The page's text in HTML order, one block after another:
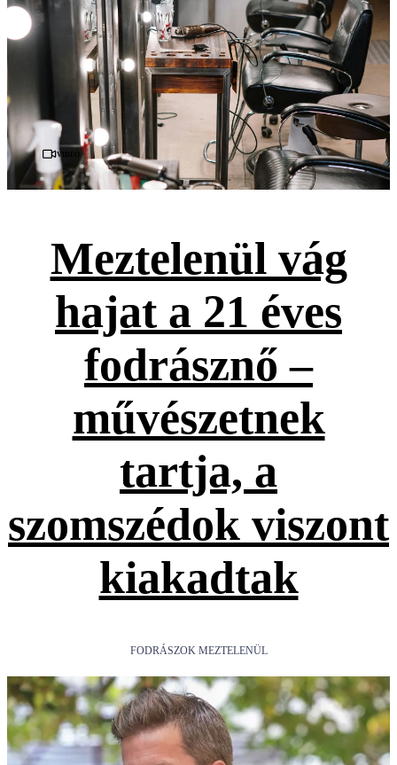
Videó
Meztelenül vág
hajat a 21 éves
fodrásznő –
művészetnek
tartja, a
szomszédok viszont
kiakadtak
FODRÁSZOK MEZTELENÜL